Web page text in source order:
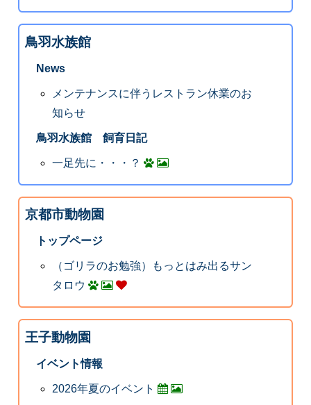
鳥羽水族館
News
メンテナンスに伴うレストラン休業のお
知らせ
鳥羽水族館 飼育日記
一足先に・・・？
京都市動物園
トップページ
（ゴリラのお勉強）もっとはみ出るサン
タロウ
王子動物園
イベント情報
2026年夏のイベント